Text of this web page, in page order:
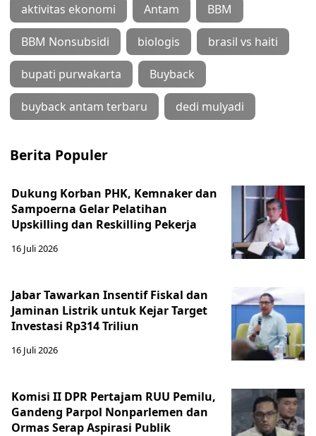
aktivitas ekonomi Antam BBM
BBM Nonsubsidi biologis brasil vs haiti
bupati purwakarta Buyback
buyback antam terbaru dedi mulyadi
Berita Populer
Dukung Korban PHK, Kemnaker dan
Sampoerna Gelar Pelatihan
Upskilling dan Reskilling Pekerja
16 Juli 2026
Jabar Tawarkan Insentif Fiskal dan
Jaminan Listrik untuk Kejar Target
Investasi Rp314 Triliun
16 Juli 2026
Komisi II DPR Pertajam RUU Pemilu,
Gandeng Parpol Nonparlemen dan
Ormas Serap Aspirasi Publik